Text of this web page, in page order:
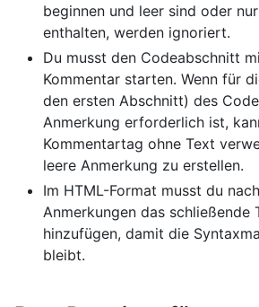
beginnen und leer sind oder
enthalten, werden ignoriert.
Du musst den Codeabschnitt
Kommentar starten. Wenn für
den ersten Abschnitt) des
Anmerkung erforderlich ist,
Kommentartag ohne Text
leere Anmerkung zu erstellen.
Im HTML-Format musst du
Anmerkungen das schließende
hinzufügen, damit die
bleibt.